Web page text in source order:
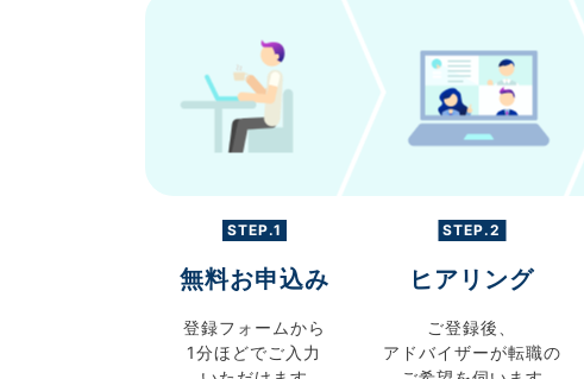
STEP.1
無料お申込み
登録フォームから
1分ほどでご入力
STEP.2
ヒアリング
ご登録後、
アドバイザーが転職の